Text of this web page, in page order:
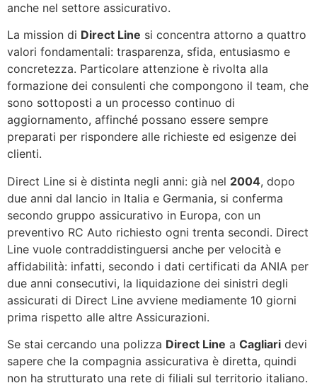
anche nel settore assicurativo.
La mission di Direct Line si concentra attorno a quattro
valori fondamentali: trasparenza, sfida, entusiasmo e
concretezza. Particolare attenzione è rivolta alla
formazione dei consulenti che compongono il team, che
sono sottoposti a un processo continuo di
aggiornamento, affinché possano essere sempre
preparati per rispondere alle richieste ed esigenze dei
clienti.
Direct Line si è distinta negli anni: già nel 2004, dopo
due anni dal lancio in Italia e Germania, si conferma
secondo gruppo assicurativo in Europa, con un
preventivo RC Auto richiesto ogni trenta secondi. Direct
Line vuole contraddistinguersi anche per velocità e
affidabilità: infatti, secondo i dati certificati da ANIA per
due anni consecutivi, la liquidazione dei sinistri degli
assicurati di Direct Line avviene mediamente 10 giorni
prima rispetto alle altre Assicurazioni.
Se stai cercando una polizza Direct Line a Cagliari devi
sapere che la compagnia assicurativa è diretta, quindi
non ha strutturato una rete di filiali sul territorio italiano.